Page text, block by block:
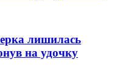
лишилась
на удочку